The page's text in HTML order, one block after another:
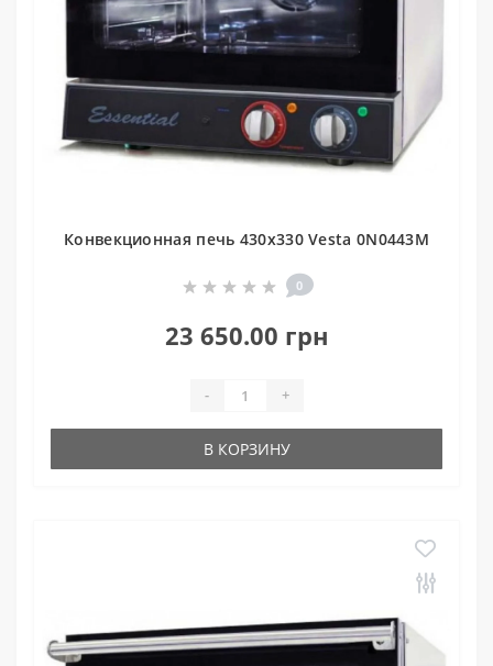
Конвекционная печь 430x330 Vesta 0N0443M
0
23 650.00 грн
- +
В КОРЗИНУ